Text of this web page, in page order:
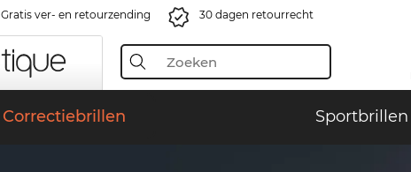
Gratis ver- en retourzending 30 dagen retourrecht
Correctiebrillen Sportbrillen